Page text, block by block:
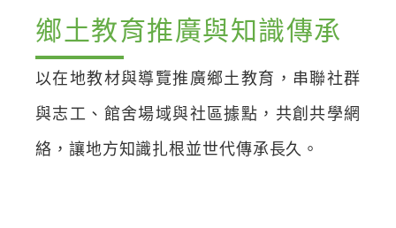
鄉土教育推廣與知識傳承
以在地教材與導覽推廣鄉土教育，串聯社群
與志工、館舍場域與社區據點，共創共學網
絡，讓地方知識扎根並世代傳承長久。